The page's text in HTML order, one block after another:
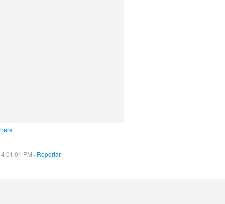
01:01 PM · Reportar